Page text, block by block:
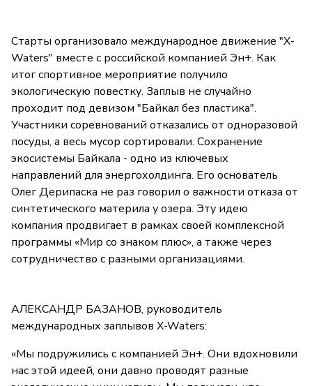
Старты организовало международное движение "X-
Waters" вместе с российской компанией Эн+. Как
итог спортивное мероприятие получило
экологическую повестку. Заплыв не случайно
проходит под девизом "Байкал без пластика".
Участники соревнований отказались от одноразовой
посуды, а весь мусор сортировали. Сохранение
экосистемы Байкала - одно из ключевых
направлений для энергохолдинга. Его основатель
Олег Дерипаска не раз говорил о важности отказа от
синтетического материла у озера. Эту идею
компания продвигает в рамках своей комплексной
программы «Мир со знаком плюс», а также через
сотрудничество с разными организациями.
АЛЕКСАНДР БАЗАНОВ, руководитель
международных заплывов X-Waters:
«Мы подружились с компанией Эн+. Они вдохновили
нас этой идеей, они давно проводят разные